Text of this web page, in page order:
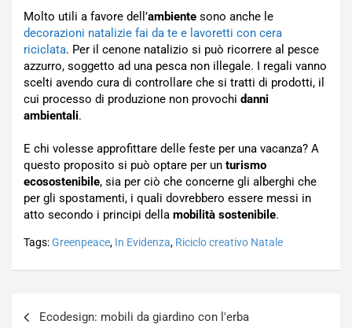
Molto utili a favore dell’ambiente sono anche le
decorazioni natalizie fai da te e lavoretti con cera
riciclata. Per il cenone natalizio si può ricorrere al pesce
azzurro, soggetto ad una pesca non illegale. I regali vanno
scelti avendo cura di controllare che si tratti di prodotti, il
cui processo di produzione non provochi danni
ambientali.
E chi volesse approfittare delle feste per una vacanza? A
questo proposito si può optare per un turismo
ecosostenibile, sia per ciò che concerne gli alberghi che
per gli spostamenti, i quali dovrebbero essere messi in
atto secondo i principi della mobilità sostenibile.
Tags:Greenpeace, In Evidenza, Riciclo creativo Natale
Ecodesign: mobili da giardino con l'erba